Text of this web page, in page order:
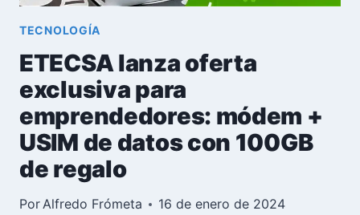
TECNOLOGÍA
ETECSA lanza oferta
exclusiva para
emprendedores: módem +
USIM de datos con 100GB
de regalo
PorAlfredo Frómeta 16 de enero de 2024